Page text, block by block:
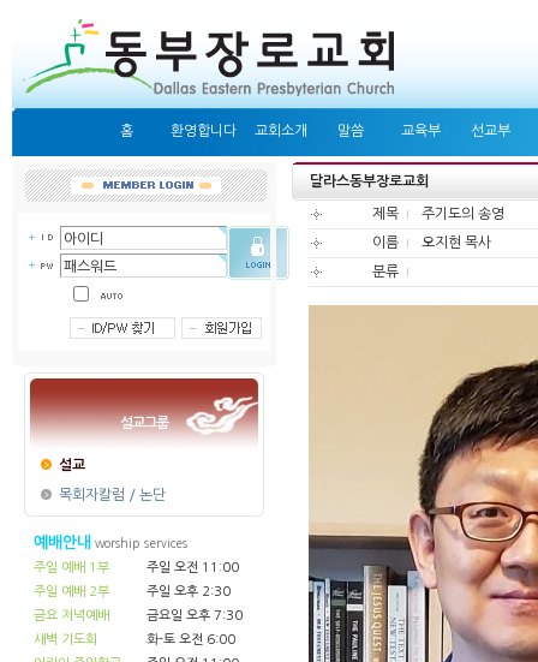
홈 환영합니다 교회소개 말씀 교육부 선교부
설교그룹
설교
목회자칼럼 / 논단
예배안내 worship services
주일 예배 1부
주일 오전 11:00
주일 예배 2부
주일 오후 2:30
금요 저녁예배
금요일 오후 7:30
새벽 기도회
화-토 오전 6:00
달라스동부장로교회
제목
주기도의 송영
이름
오지현 목사
분류